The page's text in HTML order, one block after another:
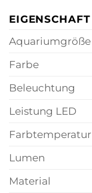
EIGENSCHAFT
Aquariumgröße
Farbe
Beleuchtung
Leistung LED
Farbtemperatur
Lumen
Material